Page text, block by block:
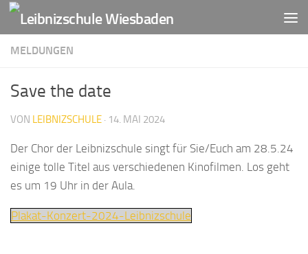
Zum Inhalt springen
MELDUNGEN
Save the date
VON LEIBNIZSCHULE · 14. MAI 2024
Der Chor der Leibnizschule singt für Sie/Euch am 28.5.24
einige tolle Titel aus verschiedenen Kinofilmen. Los geht
es um 19 Uhr in der Aula.
Plakat-Konzert-2024-Leibnizschule